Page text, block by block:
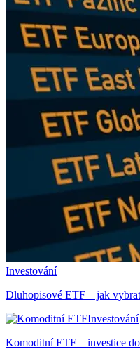
Investování
Dluhopisové ETF – jak
Investování
Komoditní ETF – investice